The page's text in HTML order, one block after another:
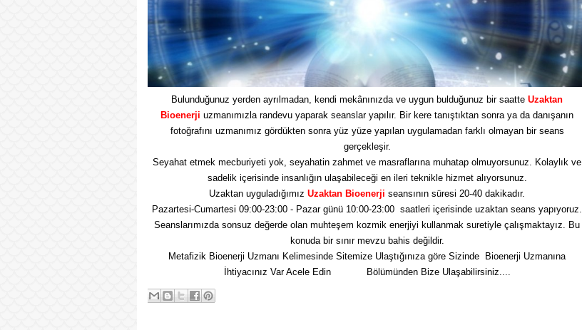
Bulunduğunuz yerden ayrılmadan, kendi mekânınızda ve uygun bulduğunuz bir saatte Uzaktan
Bioenerji uzmanımızla randevu yaparak seanslar yapılır. Bir kere tanıştıktan sonra ya da danışanın
fotoğrafını uzmanımız gördükten sonra yüz yüze yapılan uygulamadan farklı olmayan bir seans
gerçekleşir.
Seyahat etmek mecburiyeti yok, seyahatin zahmet ve masraflarına muhatap olmuyorsunuz. Kolaylık ve
sadelik içerisinde insanlığın ulaşabileceği en ileri teknikle hizmet alıyorsunuz.
Uzaktan uyguladığımız Uzaktan Bioenerji seansının süresi 20-40 dakikadır.
Pazartesi-Cumartesi 09:00-23:00 - Pazar günü 10:00-23:00 saatleri içerisinde uzaktan seans yapıyoruz.
Seanslarımızda sonsuz değerde olan muhteşem kozmik enerjiyi kullanmak suretiyle çalışmaktayız. Bu
konuda bir sınır mevzu bahis değildir.
Metafizik Bioenerji Uzmanı Kelimesinde Sitemize Ulaştığınıza göre Sizinde Bioenerji Uzmanına
İhtiyacınız Var Acele Edin
Bölümünden Bize Ulaşabilirsiniz....